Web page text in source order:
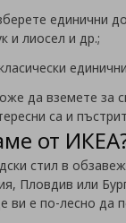
единични
и лиосел и др.;
да вземете за
са и
от
стил в
Пловдив или
ви е по-лесно да